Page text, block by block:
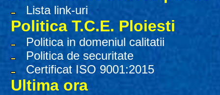
Lista link-uri
Politica T.C.E. Ploiesti
Politica in domeniul calitatii
Politica de securitate
Certificat ISO 9001:2015
Ultima ora